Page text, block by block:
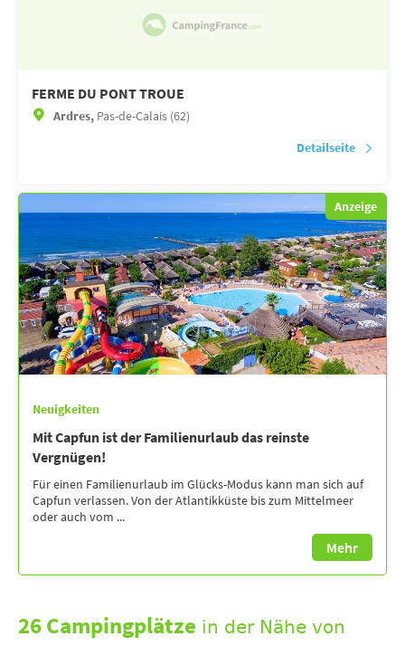
FERME DU PONT TROUE
Ardres, Pas-de-Calais (62)
Detailseite
Anzeige
Neuigkeiten
Mit Capfun ist der Familienurlaub das reinste
Vergnügen!
Für einen Familienurlaub im Glücks-Modus kann man sich auf
Capfun verlassen. Von der Atlantikküste bis zum Mittelmeer
oder auch vom ...
Mehr
26 Campingplätze in der Nähe von